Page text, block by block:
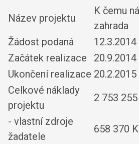
Název projektu
K čemu
zahrada
Žádost podaná
12.3.2014
Začátek realizace
20.9.2014
Ukončení realizace 20.2.2015
Celkové náklady
projektu
2 753
- vlastní zdroje
žadatele
658 370